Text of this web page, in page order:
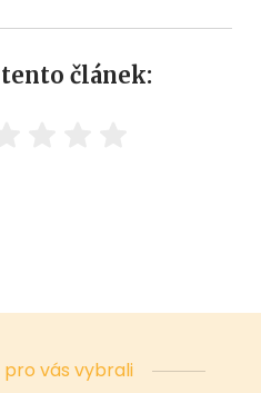
článek:
pro vás vybrali